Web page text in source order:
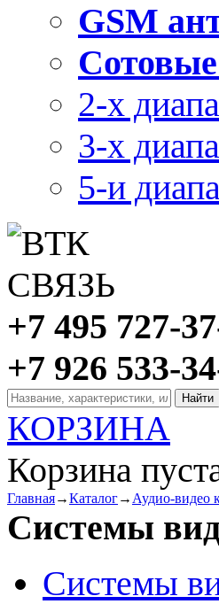
GSM
2-х
3-х
5-и
+7 495 727-
+7 926 533-
КОРЗИНА
Корзина
Главная→Каталог→ Аудио-видео
Системы
Системы